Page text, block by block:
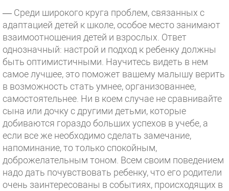
— Среди широкого круга проблем, связанных с
адаптацией детей к школе, особое место занимают
взаимоотношения детей и взрослых. Ответ
однозначный: настрой и подход к ребенку должны
быть оптимистичными. Научитесь видеть в нем
самое лучшее, это поможет вашему малышу верить
в возможность стать умнее, организованнее,
самостоятельнее. Ни в коем случае не сравнивайте
сына или дочку с другими детьми, которые
добиваются гораздо больших успехов в учебе, а
если все же необходимо сделать замечание,
напоминание, то только спокойным,
доброжелательным тоном. Всем своим поведением
надо дать почувствовать ребенку, что его родители
очень заинтересованы в событиях, происходящих в